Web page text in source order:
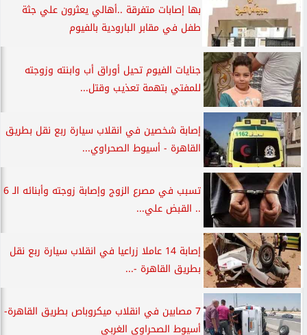
بها إصابات متفرقة ..أهالي يعثرون علي جثة
طفل في مقابر البارودية بالفيوم
جنايات الفيوم تحيل أوراق أب وابنته وزوجته
للمفتي بتهمة تعذيب وقتل...
إصابة شخصين في انقلاب سيارة ربع نقل بطريق
القاهرة - أسيوط الصحراوي...
تسبب في مصرع الزوج وإصابة زوجته وأبنائه الـ 6
.. القبض علي...
إصابة 14 عاملا زراعيا في انقلاب سيارة ربع نقل
بطريق القاهرة -...
7 مصابين في انقلاب ميكروباص بطريق القاهرة-
أسيوط الصحراوي الغربي